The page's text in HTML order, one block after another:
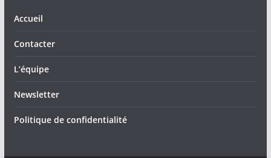
Accueil
Contacter
L’équipe
Newsletter
Politique de confidentialité